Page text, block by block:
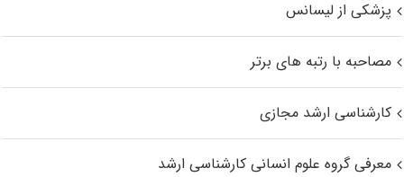
پزشکی از لیسانس
مصاحبه با رتبه های برتر
کارشناسی ارشد مجازی
معرفی گروه علوم انسانی کارشناسی ارشد